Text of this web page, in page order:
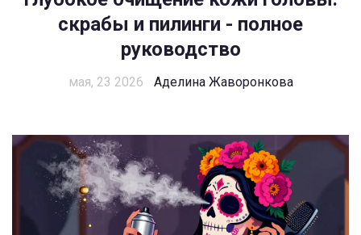
скрабы и пилинги - полное
руководство
мая, 23 2026 Аделина Жаворонкова